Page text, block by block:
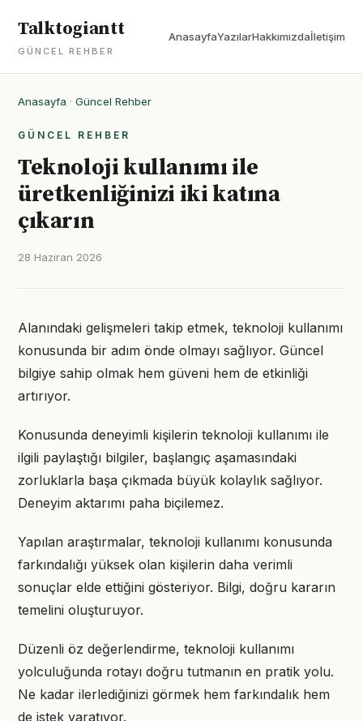
Talktogiantt
GÜNCEL REHBER
AnasayfaYazılarHakkımızdaİletişim
Anasayfa · Güncel Rehber
GÜNCEL REHBER
Teknoloji kullanımı ile
üretkenliğinizi iki katına
çıkarın
28 Haziran 2026
Alanındaki gelişmeleri takip etmek, teknoloji kullanımı
konusunda bir adım önde olmayı sağlıyor. Güncel
bilgiye sahip olmak hem güveni hem de etkinliği
artırıyor.
Konusunda deneyimli kişilerin teknoloji kullanımı ile
ilgili paylaştığı bilgiler, başlangıç aşamasındaki
zorluklarla başa çıkmada büyük kolaylık sağlıyor.
Deneyim aktarımı paha biçilemez.
Yapılan araştırmalar, teknoloji kullanımı konusunda
farkındalığı yüksek olan kişilerin daha verimli
sonuçlar elde ettiğini gösteriyor. Bilgi, doğru kararın
temelini oluşturuyor.
Düzenli öz değerlendirme, teknoloji kullanımı
yolculuğunda rotayı doğru tutmanın en pratik yolu.
Ne kadar ilerlediğinizi görmek hem farkındalık hem
de istek yaratıyor.